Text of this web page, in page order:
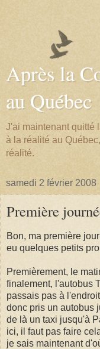
Après la
au Québec
J'ai maintenant quitté
à la réalité au
réalité.
samedi 2 février 2008
Première
Bon, ma première
eu quelques petits
Premièrement, le
finalement, l'autobus
passais pas à
donc pris un autobus
de là un taxi jusqu'à
ici, il faut pas faire
je sais maintenant